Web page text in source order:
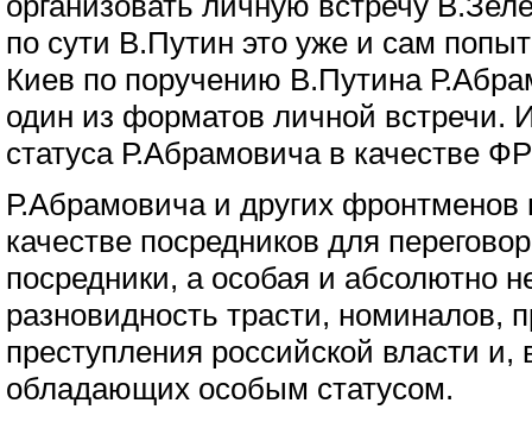
по сути В.Путин это уже и сам
Киев по поручению В.Путина
один из форматов личной встречи.
статуса Р.Абрамовича в качестве
Р.Абрамовича и других фронтменов
качестве посредников для
посредники, а особая и абсолютно
разновидность трасти, номиналов,
преступления российской власти и,
обладающих особым статусом.